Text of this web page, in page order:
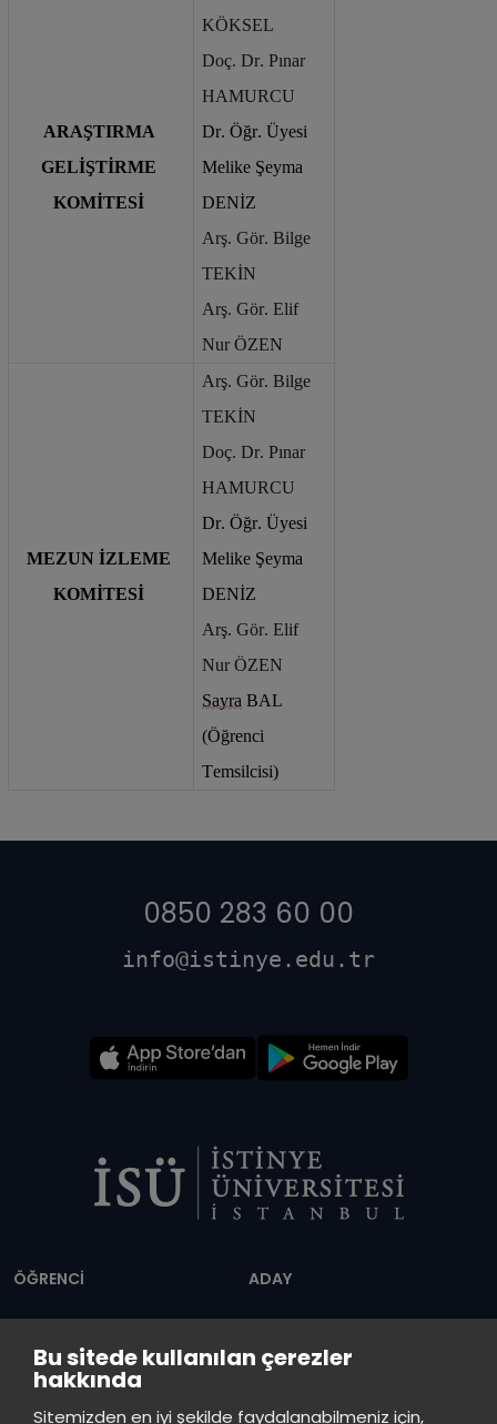
Bu sitede kullanılan çerezler
hakkında
Sitemizden en iyi şekilde faydalanabilmeniz için,
ARAŞTIRMA
GELİŞTİRME
KOMİTESİ
KÖKSEL
Doç. Dr. Pınar
HAMURCU
Dr. Öğr. Üyesi
Melike Şeyma
DENİZ
Arş. Gör. Bilge
TEKİN
Arş. Gör. Elif
Nur ÖZEN
MEZUN İZLEME
KOMİTESİ
Arş. Gör. Bilge
TEKİN
Doç. Dr. Pınar
HAMURCU
Dr. Öğr. Üyesi
Melike Şeyma
DENİZ
Arş. Gör. Elif
Nur ÖZEN
Sayra BAL
(Öğrenci
Temsilcisi)
0850 283 60 00
info@istinye.edu.tr
ÖĞRENCİ
Akademik
Takvim
ADAY
Ön Lisans
Programları